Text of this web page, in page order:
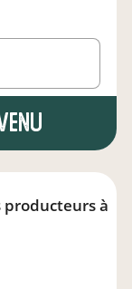
producteurs à